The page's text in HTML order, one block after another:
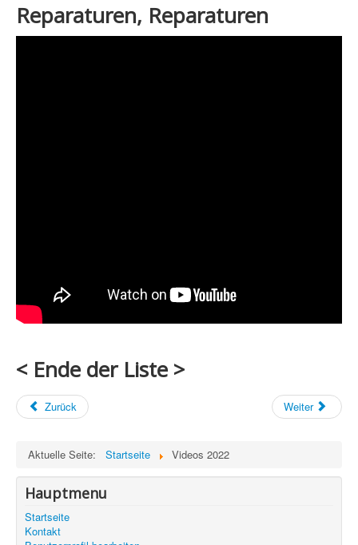
Reparaturen, Reparaturen
< Ende der Liste >
Zurück Weiter
Aktuelle Seite: Startseite Videos 2022
Hauptmenu
Startseite
Kontakt